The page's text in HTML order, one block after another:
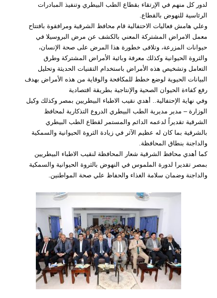
لدور كل منهم في الإرتقاء بقطاع الطب البيطري وتنفيذ المبادرات
الرئاسية للنهوض بالقطاع.
وعلي هامش فعاليات الاحتفالية قام محافظ الشرقية ومرافقوة بافتتاح
معمل الامراض المشتركة المعني بالكشف عن مرض البروسيلا في
حيوانات المزرعة، وتلافى خطورة هذا المرض على صحة الإنسان،
والثروة الحيوانية وكذلك معرفة وبائية الأمراض المشتركة وطرق
التعامل وتشخيص هذه الأمراض باستخدام التقنيات الحديثة وتحليل
البيانات الحيوية لوضع خطط للمكافحة والوقاية من هذه الأمراض بهدف
رفع كفاءة الحيوان الصحية والإنتاجية بطريقة اقتصادية
وفي نهاية الإحتفالية.. أهدي نقيب الاطباء البيطريين بمصر وكذلك وكيل
الوزارة – مدير مديرية الطب البيطري الدروع التذكارية لمحافظ
الشرقية تقديراً لدعمه الدائم والمستمر لقطاع الطب البيطري
بالشرقية بما كان له عظيم الآثر في زيادة الثروة الحيوانية والسمكية
والداجنة بنطاق المحافظة.
كما أهدي محافظ الشرقية شعار المحافظة لنقيب الاطباء البيطريين
بمصر تقديرا لدورة الملموس في النهوض بالثروة الحيوانية والسمكية
والداجنة وضمان سلامة الغذاء والحفاظ علي صحة المواطنين.